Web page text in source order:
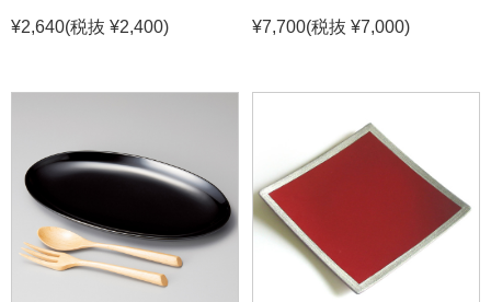
¥2,640(税抜 ¥2,400)
¥7,700(税抜 ¥7,000)